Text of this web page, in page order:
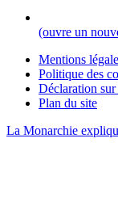
(ouvre un
Mentions
Politique des
Déclaration sur
Plan du site
La Monarchie